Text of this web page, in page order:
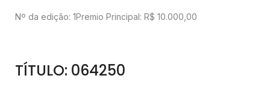
Nº da edição: 1Premio Principal: R$ 10.000,00
TÍTULO: 064250